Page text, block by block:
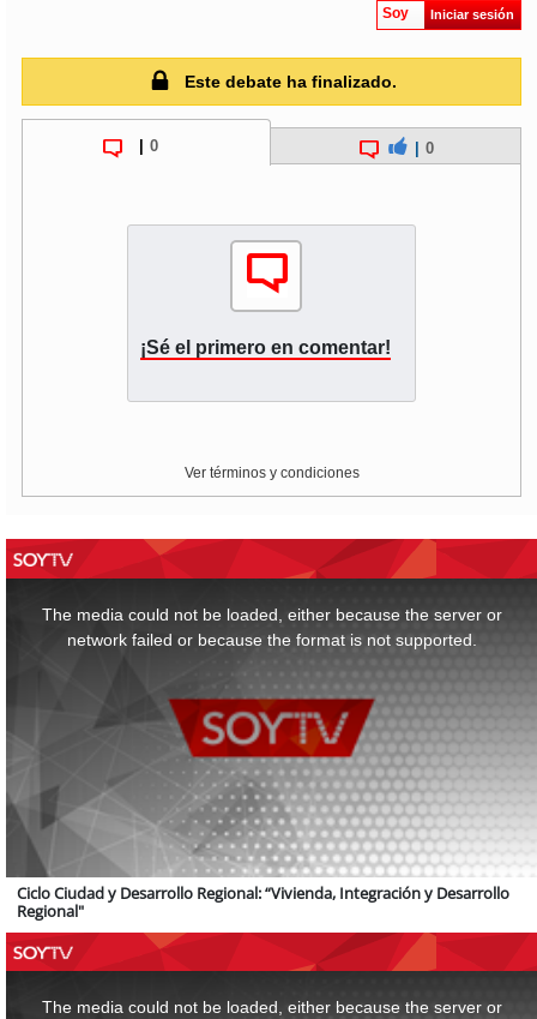
Soy Iniciar sesión
Este debate ha finalizado.
0 0
¡Sé el primero en comentar!
Ver términos y condiciones
The media could not be loaded, either because the server or
network failed or because the format is not supported.
Ciclo Ciudad y Desarrollo Regional: “Vivienda, Integración y Desarrollo
Regional"
The media could not be loaded, either because the server or